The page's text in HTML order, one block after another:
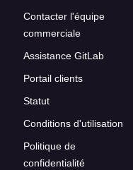
Contacter l'équipe
commerciale
Assistance GitLab
Portail clients
Statut
Conditions d'utilisation
Politique de
confidentialité